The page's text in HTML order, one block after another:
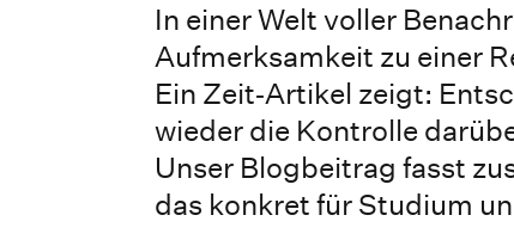
In einer Welt voller
Aufmerksamkeit zu einer
Ein Zeit‑Artikel zeigt:
wieder die Kontrolle
Unser Blogbeitrag fasst
das konkret für Studium